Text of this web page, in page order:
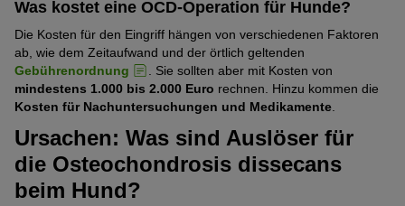
Was kostet eine OCD-Operation für Hunde?
Die Kosten für den Eingriff hängen von verschiedenen Faktoren
ab, wie dem Zeitaufwand und der örtlich geltenden
Gebührenordnung
. Sie sollten aber mit Kosten von
mindestens 1.000 bis 2.000 Euro rechnen. Hinzu kommen die
Kosten für Nachuntersuchungen und Medikamente
Ursachen: Was sind Auslöser für
die Osteochondrosis dissecans
beim Hund?